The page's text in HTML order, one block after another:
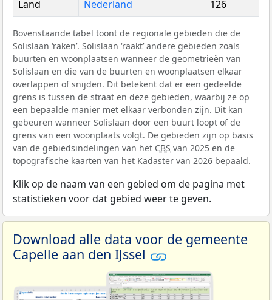
Land Nederland 126
Bovenstaande tabel toont de regionale gebieden die de
Solislaan ‘raken’. Solislaan ‘raakt’ andere gebieden zoals
buurten en woonplaatsen wanneer de geometrieën van
Solislaan en die van de buurten en woonplaatsen elkaar
overlappen of snijden. Dit betekent dat er een gedeelde
grens is tussen de straat en deze gebieden, waarbij ze op
een bepaalde manier met elkaar verbonden zijn. Dit kan
gebeuren wanneer Solislaan door een buurt loopt of de
grens van een woonplaats volgt. De gebieden zijn op basis
van de gebiedsindelingen van het CBS van 2025 en de
topografische kaarten van het Kadaster van 2026 bepaald.
Klik op de naam van een gebied om de pagina met
statistieken voor dat gebied weer te geven.
Download alle data voor de gemeente
Capelle aan den IJssel